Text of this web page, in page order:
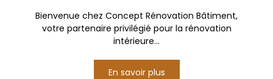
Bienvenue chez Concept Rénovation Bâtiment,
votre partenaire privilégié pour la rénovation
intérieure...
En savoir plus